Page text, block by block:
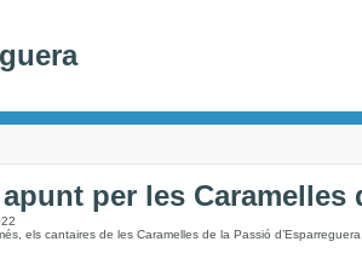
per les Caramelles
els cantaires de les Caramelles de la Passió